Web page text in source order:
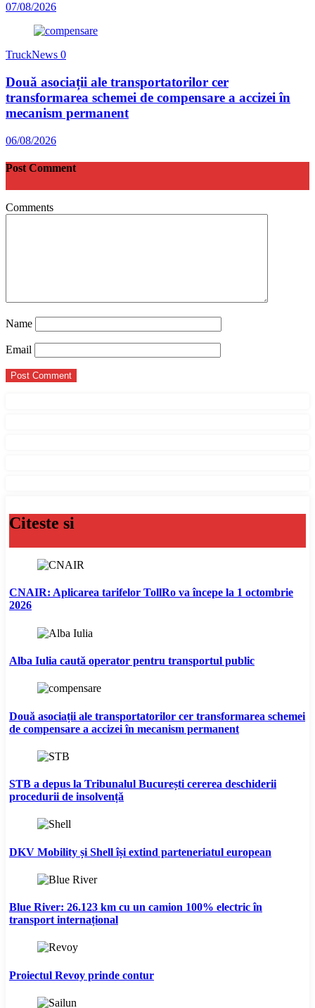
07/08/2026
TruckNews 0
Două asociații ale transportatorilor cer
transformarea schemei de compensare a accizei în
mecanism permanent
06/08/2026
Post Comment
Comments
Name
Email
Citeste si
CNAIR: Aplicarea tarifelor TollRo va începe la 1 octombrie
2026
Alba Iulia caută operator pentru transportul public
Două asociații ale transportatorilor cer transformarea schemei
de compensare a accizei în mecanism permanent
STB a depus la Tribunalul București cererea deschiderii
procedurii de insolvență
DKV Mobility și Shell își extind parteneriatul european
Blue River: 26.123 km cu un camion 100% electric în
transport internațional
Proiectul Revoy prinde contur